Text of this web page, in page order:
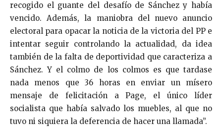
recogido el guante del desafío de Sánchez y había
vencido. Además, la maniobra del nuevo anuncio
electoral para opacar la noticia de la victoria del PP e
intentar seguir controlando la actualidad, da idea
también de la falta de deportividad que caracteriza a
Sánchez. Y el colmo de los colmos es que tardase
nada menos que 36 horas en enviar un mísero
mensaje de felicitación a Page, el único líder
socialista que había salvado los muebles, al que no
tuvo ni siquiera la deferencia de hacer una llamada”.